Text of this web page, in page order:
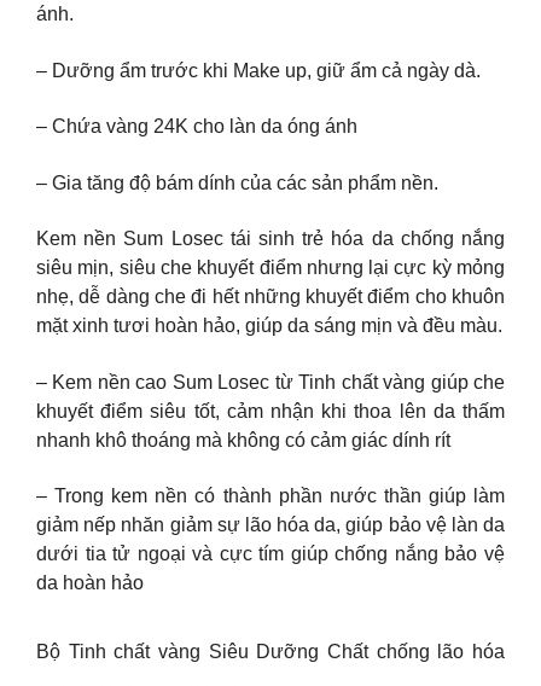
ánh.
– Dưỡng ẩm trước khi Make up, giữ ẩm cả ngày dà.
– Chứa vàng 24K cho làn da óng ánh
– Gia tăng độ bám dính của các sản phẩm nền.
Kem nền Sum Losec tái sinh trẻ hóa da chống nắng
siêu mịn, siêu che khuyết điểm nhưng lại cực kỳ mỏng
nhẹ, dễ dàng che đi hết những khuyết điểm cho khuôn
mặt xinh tươi hoàn hảo, giúp da sáng mịn và đều màu.
– Kem nền cao Sum Losec từ Tinh chất vàng giúp che
khuyết điểm siêu tốt, cảm nhận khi thoa lên da thấm
nhanh khô thoáng mà không có cảm giác dính rít
– Trong kem nền có thành phần nước thần giúp làm
giảm nếp nhăn giảm sự lão hóa da, giúp bảo vệ làn da
dưới tia tử ngoại và cực tím giúp chống nắng bảo vệ
da hoàn hảo
Bộ Tinh chất vàng Siêu Dưỡng Chất chống lão hóa